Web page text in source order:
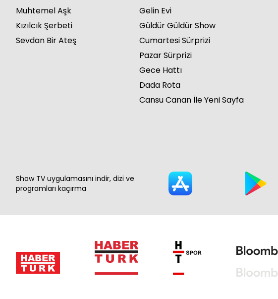
Muhtemel Aşk
Kızılcık Şerbeti
Sevdan Bir Ateş
Gelin Evi
Güldür Güldür Show
Cumartesi Sürprizi
Pazar Sürprizi
Gece Hattı
Dada Rota
Cansu Canan İle Yeni Sayfa
Show TV uygulamasını indir, dizi ve
programları kaçırma